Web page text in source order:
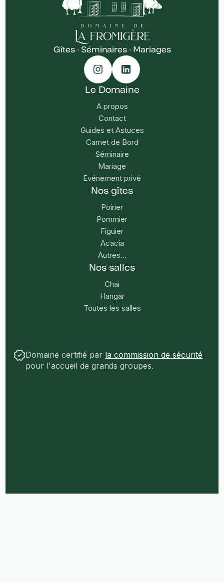
Gîtes · Séminaires · Mariages
Le Domaine
A propos
Contact
Guides et Astuces
Carnet de Bord
Séminaire
Mariage
Evénement privé
Nos gîtes
Poirier
Pommier
Figuier
Acacia
Autres...
Nos salles
Chai
Hangar
Toutes les salles
Domaine certifié par la commission de sécurité
pour l'accueil de grands groupes.